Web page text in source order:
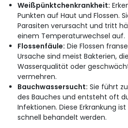
Weißpünktchenkrankheit:
Punkten auf Haut und Flossen.
Parasiten verursacht und tritt
einem Temperaturwechsel auf.
Flossenfäule: Die Flossen
Ursache sind meist Bakterien,
Wasserqualität oder
vermehren.
Bauchwassersucht: Sie führt
des Bauches und entsteht oft
Infektionen. Diese Erkrankung
schnell behandelt werden.